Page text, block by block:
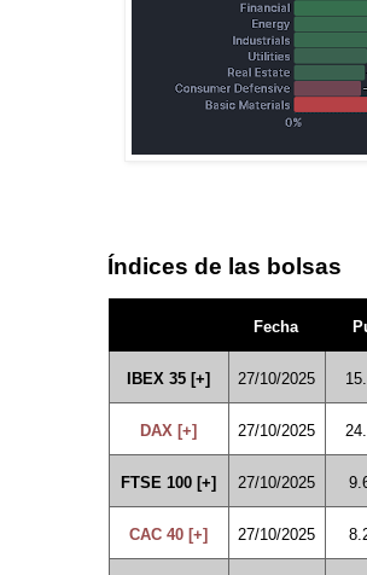
Índices de las bolsas
Fecha
IBEX 35 [+] 27/10/2025
DAX [+] 27/10/2025
FTSE 100 [+] 27/10/2025
CAC 40 [+] 27/10/2025